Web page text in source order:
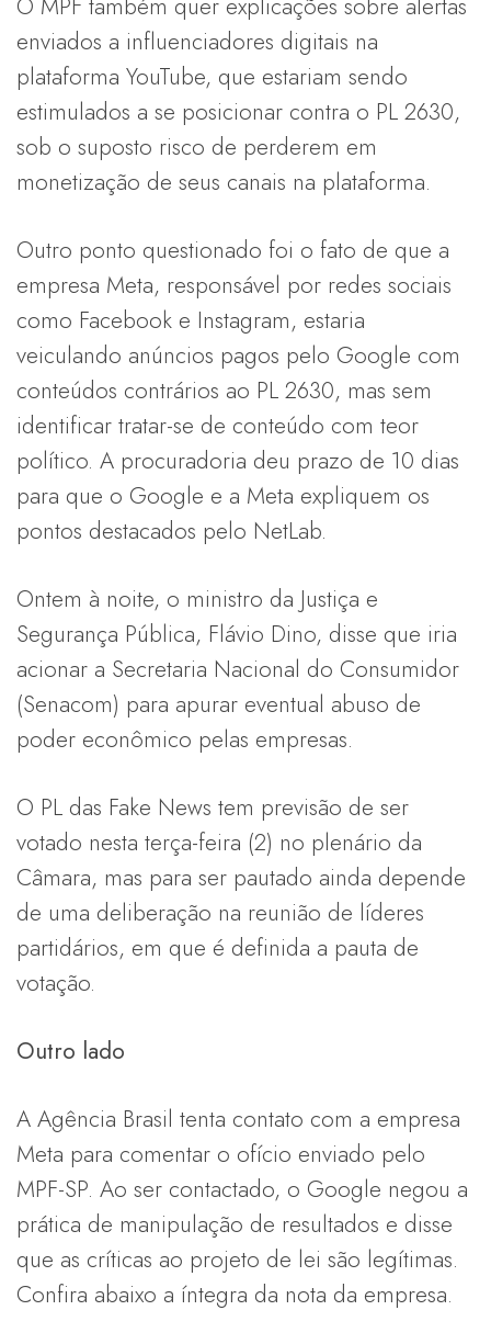
enviados a influenciadores digitais na
plataforma YouTube, que estariam sendo
estimulados a se posicionar contra o PL 2630,
sob o suposto risco de perderem em
monetização de seus canais na plataforma.
Outro ponto questionado foi o fato de que a
empresa Meta, responsável por redes sociais
como Facebook e Instagram, estaria
veiculando anúncios pagos pelo Google com
conteúdos contrários ao PL 2630, mas sem
identificar tratar-se de conteúdo com teor
político. A procuradoria deu prazo de 10 dias
para que o Google e a Meta expliquem os
pontos destacados pelo NetLab.
Ontem à noite, o ministro da Justiça e
Segurança Pública, Flávio Dino, disse que iria
acionar a Secretaria Nacional do Consumidor
(Senacom) para apurar eventual abuso de
poder econômico pelas empresas.
O PL das Fake News tem previsão de ser
votado nesta terça-feira (2) no plenário da
Câmara, mas para ser pautado ainda depende
de uma deliberação na reunião de líderes
partidários, em que é definida a pauta de
votação.
Outro lado
A Agência Brasil tenta contato com a empresa
Meta para comentar o ofício enviado pelo
MPF-SP. Ao ser contactado, o Google negou a
prática de manipulação de resultados e disse
que as críticas ao projeto de lei são legítimas.
Confira abaixo a íntegra da nota da empresa.